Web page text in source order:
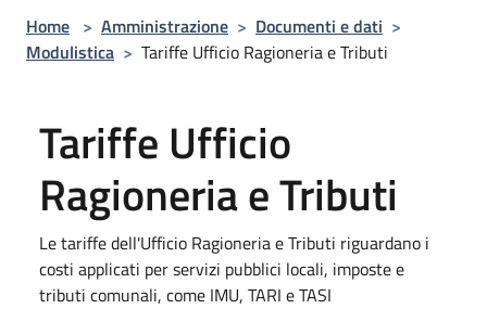
Home > Amministrazione > Documenti e dati >
Modulistica > Tariffe Ufficio Ragioneria e Tributi
Tariffe Ufficio
Ragioneria e Tributi
Le tariffe dell'Ufficio Ragioneria e Tributi riguardano i
costi applicati per servizi pubblici locali, imposte e
tributi comunali, come IMU, TARI e TASI